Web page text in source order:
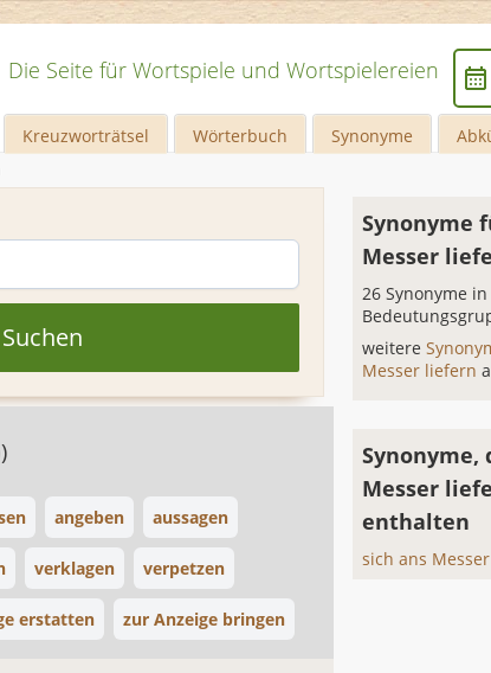
Die Seite für Wortspiele und Wortspielereien
Kreuzworträtsel Wörterbuch Synonyme
Suchen
angeben aussagen
verklagen verpetzen
erstatten zur Anzeige bringen
Synonyme
Messer
26 Synonyme in
weitere
Messer liefern
Synonyme,
Messer
enthalten
sich ans